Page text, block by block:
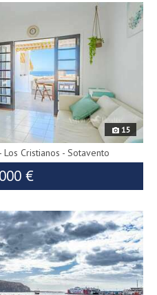
15
Los Cristianos - Sotavento
€